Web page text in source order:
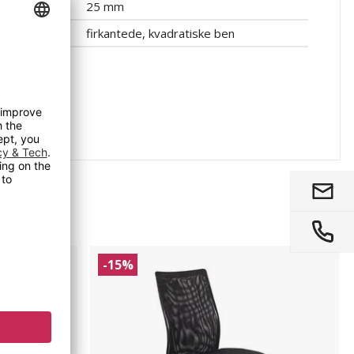
25 mm
firkantede, kvadratiske ben
Kontorstol
Hamilton
-15%